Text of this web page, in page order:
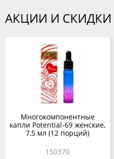
АКЦИИ И СКИДКИ
Многокомпонентные
капли Potential-69 женские,
7,5 мл (12 порций)
150370